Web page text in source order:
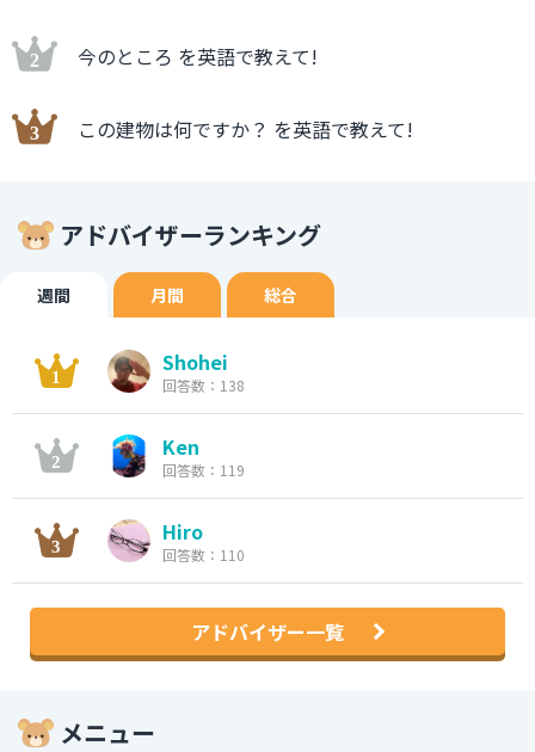
今のところ を英語で教えて!
この建物は何ですか？ を英語で教えて!
アドバイザーランキング
週間 月間 総合
Shohei
回答数：138
Ken
回答数：119
Hiro
回答数：110
アドバイザー一覧
メニュー